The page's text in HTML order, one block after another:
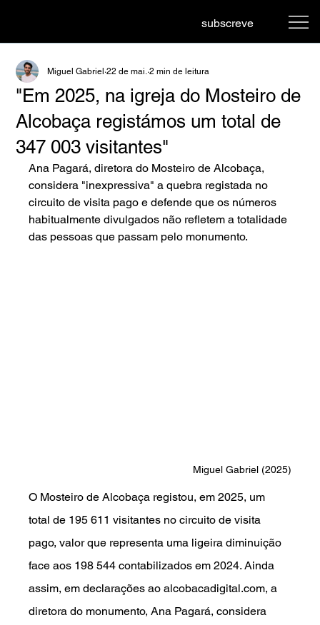
subscreve
"Em 2025, na igreja do Mosteiro de
Alcobaça registámos um total de
347 003 visitantes"
Miguel Gabriel 22 de mai. 2 min de leitura
Ana Pagará, diretora do Mosteiro de Alcobaça,
considera "inexpressiva" a quebra registada no
circuito de visita pago e defende que os números
habitualmente divulgados não refletem a totalidade
das pessoas que passam pelo monumento.
Miguel Gabriel (2025)
O Mosteiro de Alcobaça registou, em 2025, um
total de 195 611 visitantes no circuito de visita
pago, valor que representa uma ligeira diminuição
face aos 198 544 contabilizados em 2024. Ainda
assim, em declarações ao alcobacadigital.com, a
diretora do monumento, Ana Pagará, considera